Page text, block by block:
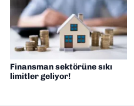
Finansman sektörüne sıkı
limitler geliyor!